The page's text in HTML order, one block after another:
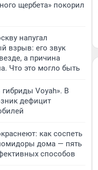
щербета» покорил
напугал
взрыв: его звук
а причина
Что это могло быть
Voyah». В
дефицит
как соспеть
дома — пять
способов